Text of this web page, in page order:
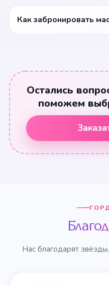
Как забронировать
Остались
поможем
Нас благодарят